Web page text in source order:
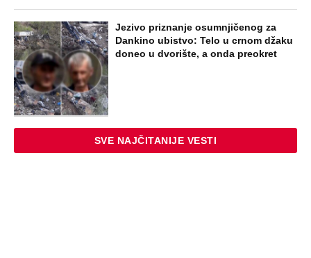
Jezivo priznanje osumnjičenog za
Dankino ubistvo: Telo u crnom džaku
doneo u dvorište, a onda preokret
SVE NAJČITANIJE VESTI